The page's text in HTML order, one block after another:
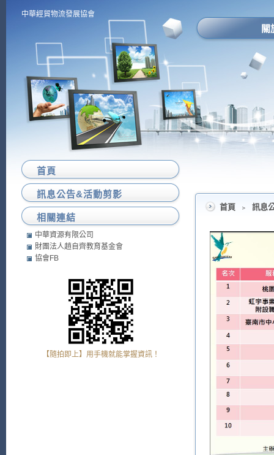
中華經貿物流發展協會
關
首頁 ﹥ 訊息
首頁
訊息公告&活動剪影
相關連結
中華資源有限公司
財團法人趙自齊教育基金會
協會FB
【隨拍即上】用手機就能掌握資訊！